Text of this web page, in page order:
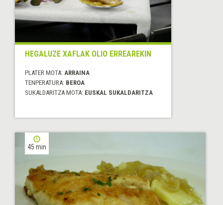
HEGALUZE XAFLAK OLIO ERREAREKIN
PLATER MOTA: ARRAINA
TENPERATURA: BEROA
SUKALDARITZA MOTA: EUSKAL SUKALDARITZA
45 min